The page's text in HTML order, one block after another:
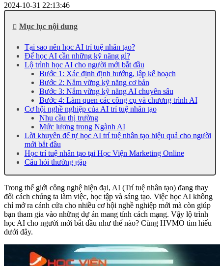
2024-10-31 22:13:46
Mục lục nội dung
Tại sao nên học AI trí tuệ nhân tạo?
Để học AI cần những kỹ năng gì?
Lộ trình học AI cho người mới bắt đầu
Bước 1: Xác định định hướng, lập kế hoạch
Bước 2: Nắm vững kỹ năng cơ bản
Bước 3: Nắm vững kỹ năng AI chuyên sâu
Bước 4: Làm quen các công cụ và chương trình AI
Cơ hội nghề nghiệp của AI trí tuệ nhân tạo
Nhu cầu thị trường
Mức lương trong Ngành AI
Lời khuyên để tự học AI trí tuệ nhân tạo hiệu quả cho người
mới bắt đầu
Học trí tuệ nhân tạo tại Học Viện Marketing Online
Câu hỏi thường gặp
Trong thế giới công nghệ hiện đại, AI (Trí tuệ nhân tạo) đang thay
đổi cách chúng ta làm việc, học tập và sáng tạo. Việc học AI không
chỉ mở ra cánh cửa cho nhiều cơ hội nghề nghiệp mới mà còn giúp
bạn tham gia vào những dự án mang tính cách mạng. Vậy lộ trình
học AI cho người mới bắt đầu như thế nào? Cùng HVMO tìm hiểu
dưới đây.